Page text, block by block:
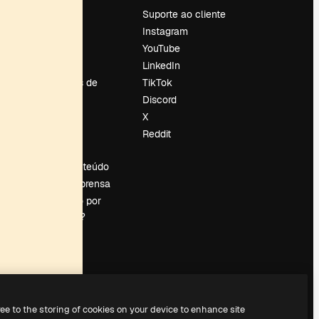
Tendências de
Vender conteúdo
Sala de imprensa
Procurando por
magnific.ai?
Suporte ao cliente
Instagram
YouTube
LinkedIn
TikTok
Discord
X
Reddit
to the storing of cookies on your device to enhance site